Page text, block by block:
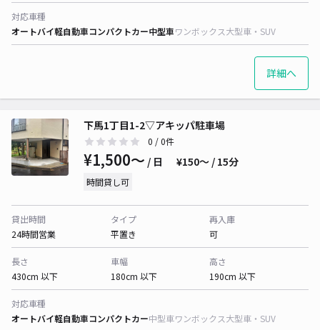
対応車種
オートバイ軽自動車コンパクトカー中型車ワンボックス大型車・SUV
詳細へ
下馬1丁目1-2▽アキッパ駐車場
0 / 0件
¥1,500〜 / 日 ¥150〜 / 15分
時間貸し可
貸出時間
24時間営業
タイプ
平置き
再入庫
可
長さ
430cm 以下
車幅
180cm 以下
高さ
190cm 以下
対応車種
オートバイ軽自動車コンパクトカー中型車ワンボックス大型車・SUV